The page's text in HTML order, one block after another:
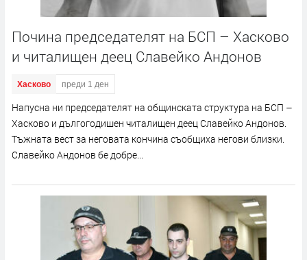
Почина председателят на БСП – Хасково
и читалищен деец Славейко Андонов
Хасково преди 1 ден
Напусна ни председателят на общинската структура на БСП –
Хасково и дългогодишен читалищен деец Славейко Андонов.
Тъжната вест за неговата кончина съобщиха негови близки.
Славейко Андонов бе добре...